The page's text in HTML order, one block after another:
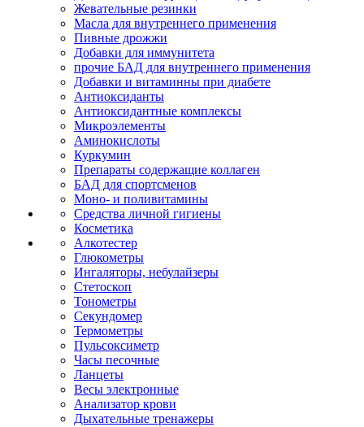
Жевательные резинки
Масла для внутреннего применения
Пивные дрожжи
Добавки для иммунитета
прочие БАД для внутреннего применения
Добавки и витаминны при диабете
Антиоксиданты
Антиоксидантные комплексы
Микроэлементы
Аминокислоты
Куркумин
Препараты содержащие коллаген
БАД для спортсменов
Моно- и поливитамины
Средства личной гигиены
Косметика
Алкотестер
Глюкометры
Ингаляторы, небулайзеры
Стетоскоп
Тонометры
Секундомер
Термометры
Пульсоксиметр
Часы песочные
Ланцеты
Весы электронные
Анализатор крови
Дыхательные тренажеры